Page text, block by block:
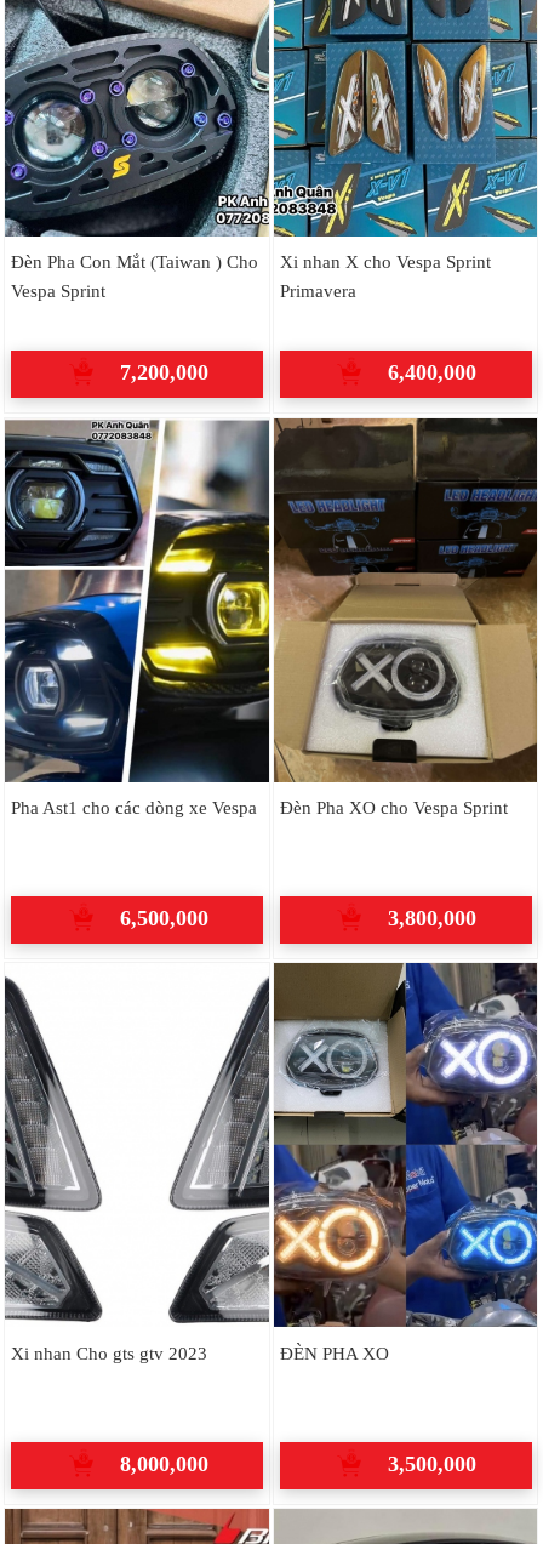
Đèn Pha Con Mắt (Taiwan ) Cho
Vespa Sprint
7,200,000
Xi nhan X cho Vespa Sprint
Primavera
6,400,000
Pha Ast1 cho các dòng xe Vespa
6,500,000
Đèn Pha XO cho Vespa Sprint
3,800,000
Xi nhan Cho gts gtv 2023
8,000,000
ĐÈN PHA XO
3,500,000